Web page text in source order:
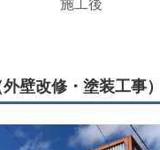
施工後
壁改修・塗装工事）